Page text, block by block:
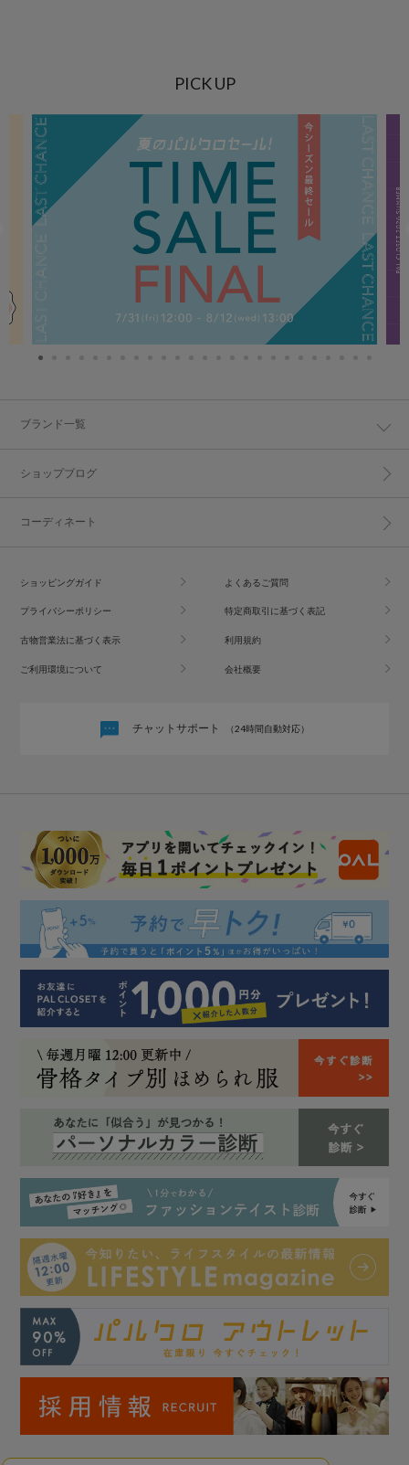
PICK UP
ブランド一覧
ショップブログ
コーディネート
ショッピングガイド よくあるご質問
プライバシーポリシー 特定商取引に基づく表記
古物営業法に基づく表示 利用規約
ご利用環境について 会社概要
チャットサポート （24時間自動対応）